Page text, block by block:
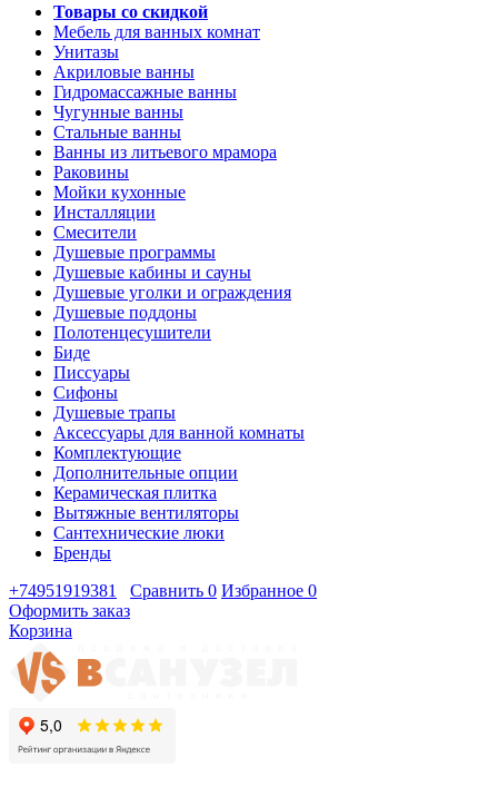
Товары со скидкой
Мебель для ванных комнат
Унитазы
Акриловые ванны
Гидромассажные ванны
Чугунные ванны
Стальные ванны
Ванны из литьевого мрамора
Раковины
Мойки кухонные
Инсталляции
Смесители
Душевые программы
Душевые кабины и сауны
Душевые уголки и ограждения
Душевые поддоны
Полотенцесушители
Биде
Писсуары
Сифоны
Душевые трапы
Аксессуары для ванной комнаты
Комплектующие
Дополнительные опции
Керамическая плитка
Вытяжные вентиляторы
Сантехнические люки
Бренды
+74951919381
Сравнить 0 Избранное 0
Оформить заказ
Корзина